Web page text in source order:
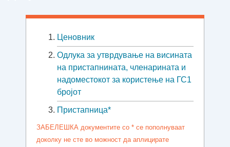
Ценовник
Oдлука за утврдување на висината
на пристапнината, членарината и
надоместокот за користење на ГС1
бројот
Пристапница*
ЗАБЕЛЕШКА документите со * се пополнуваат
доколку не сте во можност да аплицирате